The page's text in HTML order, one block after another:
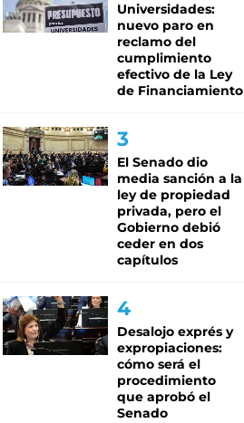
Universidades:
nuevo paro en
reclamo del
cumplimiento
efectivo de la Ley
de Financiamiento
El Senado dio
media sanción a la
ley de propiedad
privada, pero el
Gobierno debió
ceder en dos
capítulos
Desalojo exprés y
expropiaciones:
cómo será el
procedimiento
que aprobó el
Senado